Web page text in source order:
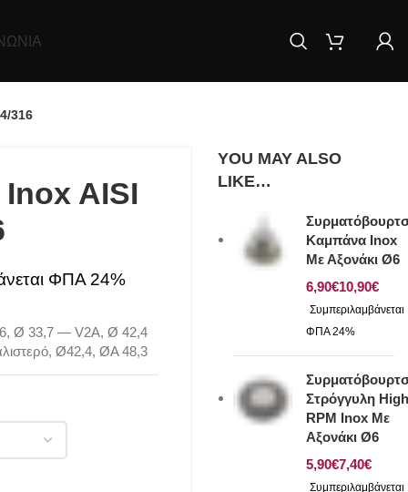
316
Inox AISI
Ø 33,7 — V2A, Ø 42,4
Ø42,4, ØA 48,3
YOU MAY ALSO
LIKE…
Καμπάνα Inox
Με Αξονάκι Ø6
€
€
Στρόγγυλη High
RPM Inox Με
Αξονάκι Ø6
€
€